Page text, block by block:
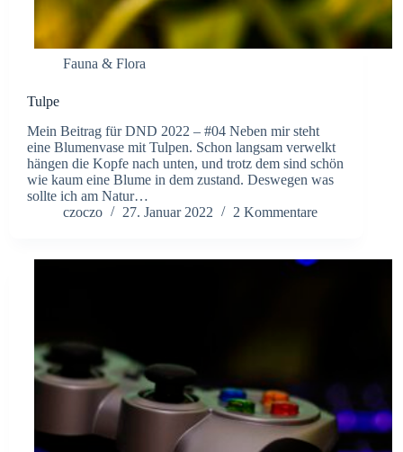
Fauna & Flora
Tulpe
Mein Beitrag für DND 2022 – #04 Neben mir steht
eine Blumenvase mit Tulpen. Schon langsam verwelkt
hängen die Kopfe nach unten, und trotz dem sind schön
wie kaum eine Blume in dem zustand. Deswegen was
sollte ich am Natur…
czoczo
27. Januar 2022 2 Kommentare